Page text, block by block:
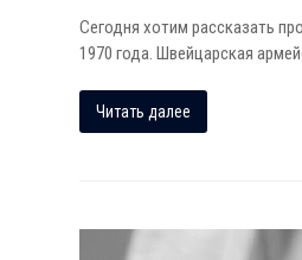
Сегодня хотим рассказать
1970 года. Швейцарская
Читать далее